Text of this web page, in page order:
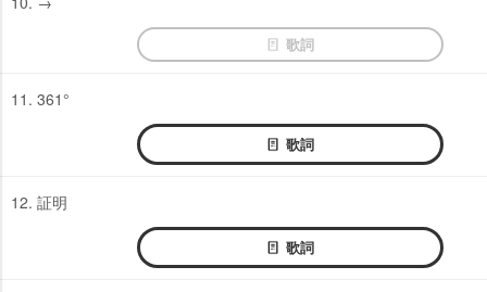
歌詞
11. 361°
歌詞
12. 証明
歌詞